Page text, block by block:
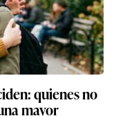
quienes no
mayor